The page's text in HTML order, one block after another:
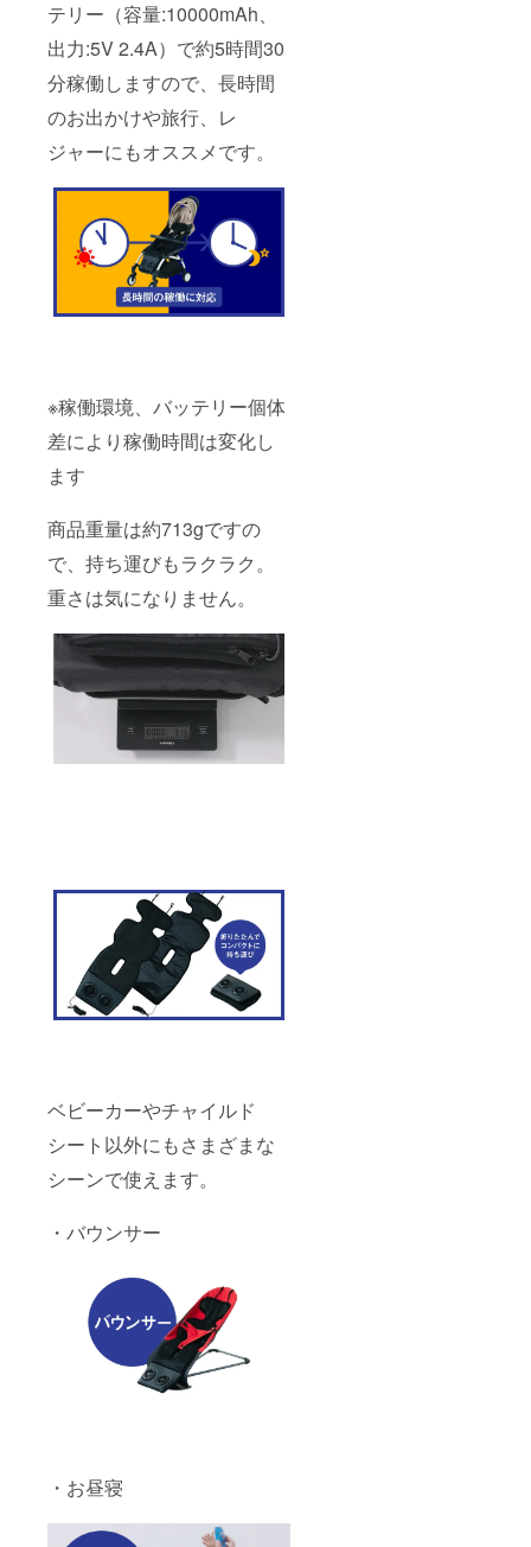
テリー（容量:10000mAh、
出力:5V 2.4A）で約5時間30
分稼働しますので、長時間
のお出かけや旅行、レ
ジャーにもオススメです。
※稼働環境、バッテリー個体
差により稼働時間は変化し
ます
商品重量は約713gですの
で、持ち運びもラクラク。
重さは気になりません。
ベビーカーやチャイルド
シート以外にもさまざまな
シーンで使えます。
・バウンサー
・お昼寝